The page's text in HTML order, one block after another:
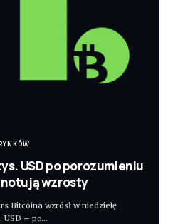
USD po porozumieniu
notują wzrosty
Bitcoina wzrósł w niedzielę
USD – po…